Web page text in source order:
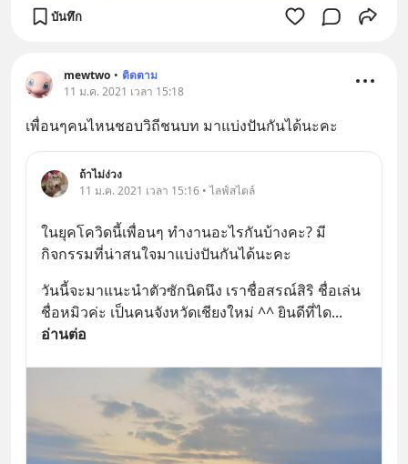
บันทึก
mewtwo • ติดตาม
11 ม.ค. 2021 เวลา 15:18
เพื่อนๆคนไหนชอบวิถีชนบท มาแบ่งปันกันได้นะคะ
ถ้าไม่ง่วง
11 ม.ค. 2021 เวลา 15:16 • ไลฟ์สไตล์
ในยุคโควิดนี้เพื่อนๆ ทำงานอะไรกันบ้างคะ? มี
กิจกรรมที่น่าสนใจมาแบ่งปันกันได้นะคะ
วันนี้จะมาแนะนำตัวซักนิดนึง เราชื่อสรณ์สิริ ชื่อเล่น
ชื่อหมิวค่ะ เป็นคนจังหวัดเชียงใหม่ ^^ ยินดีที่ได
อ่านต่อ